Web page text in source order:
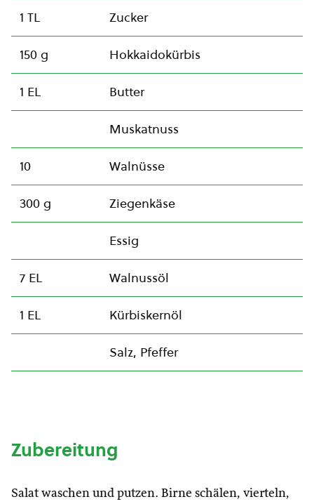
1 TL Zucker
150 g Hokkaidokürbis
1 EL Butter
Muskatnuss
10 Walnüsse
300 g Ziegenkäse
Essig
7 EL Walnussöl
1 EL Kürbiskernöl
Salz, Pfeffer
Zubereitung
Salat waschen und putzen. Birne schälen, vierteln,